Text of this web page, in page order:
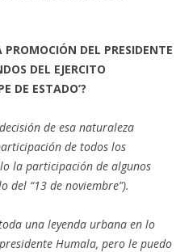
DEL PRESIDENTE
DEL EJERCITO
DE ESTADO’?
de esa naturaleza
de todos los
la participación de algunos
del “13 de noviembre”).
una leyenda urbana en lo
Humala, pero le puedo